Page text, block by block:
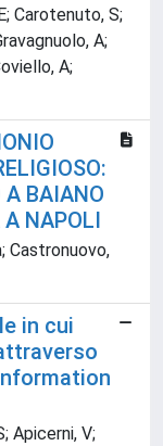
Carotenuto, S;
A;
A;
A BAIANO
NAPOLI
Castronuovo,
in cui
Apicerni, V;